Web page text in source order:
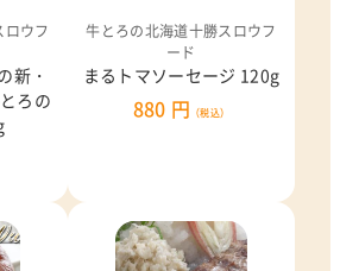
ウフ
新・
ろの
牛とろの北海道十勝スロウフ
ード
まるトマソーセージ 120g
880 円 （税込）